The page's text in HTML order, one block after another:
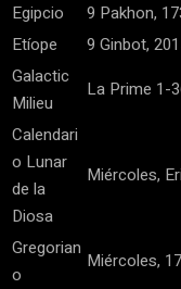
Egipcio
9 Pakhon,
Etíope
9 Ginbot,
Galactic
Milieu
La Prime 1-
Calendari
o Lunar
de la
Diosa
Miércoles,
Gregorian
o
Miércoles,